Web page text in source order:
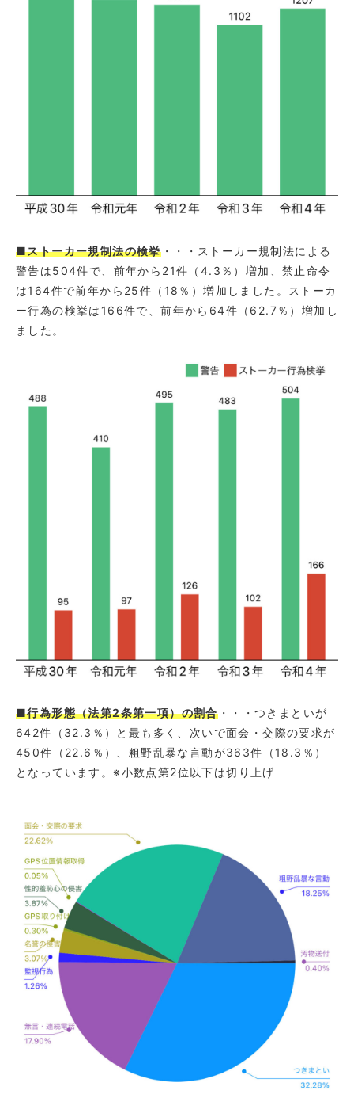
■ストーカー規制法の検挙・・・ストーカー規制法による
警告は504件で、前年から21件（4.3％）増加、禁止命令
は164件で前年から25件（18％）増加しました。ストーカ
ー行為の検挙は166件で、前年から64件（62.7％）増加し
ました。
■行為形態（法第2条第一項）の割合・・・つきまといが
642件（32.3％）と最も多く、次いで面会・交際の要求が
450件（22.6％）、粗野乱暴な言動が363件（18.3％）
となっています。※小数点第2位以下は切り上げ